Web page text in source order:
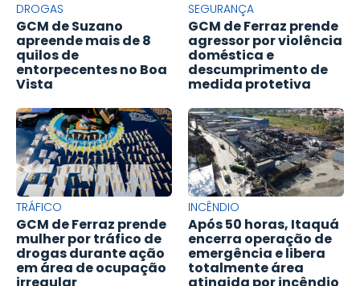
DROGAS
GCM de Suzano
apreende mais de 8
quilos de
entorpecentes no Boa
Vista
SEGURANÇA
GCM de Ferraz prende
agressor por violência
doméstica e
descumprimento de
medida protetiva
TRÁFICO
GCM de Ferraz prende
mulher por tráfico de
drogas durante ação
em área de ocupação
INCÊNDIO
Após 50 horas, Itaquá
encerra operação de
emergência e libera
totalmente área